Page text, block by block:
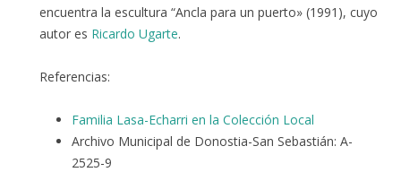
encuentra la escultura “Ancla para un puerto» (1991), cuyo
autor es Ricardo Ugarte.
Referencias:
Familia Lasa-Echarri en la Colección Local
Archivo Municipal de Donostia-San Sebastián: A-
2525-9